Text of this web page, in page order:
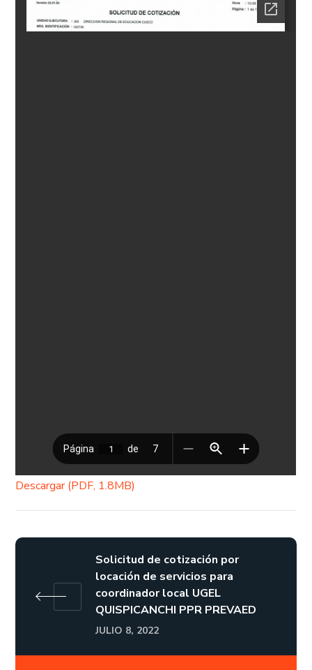
Descargar (PDF, 1.8MB)
Solicitud de cotización por
locación de servicios para
coordinador local UGEL
QUISPICANCHI PPR PREVAED
JULIO 8, 2022